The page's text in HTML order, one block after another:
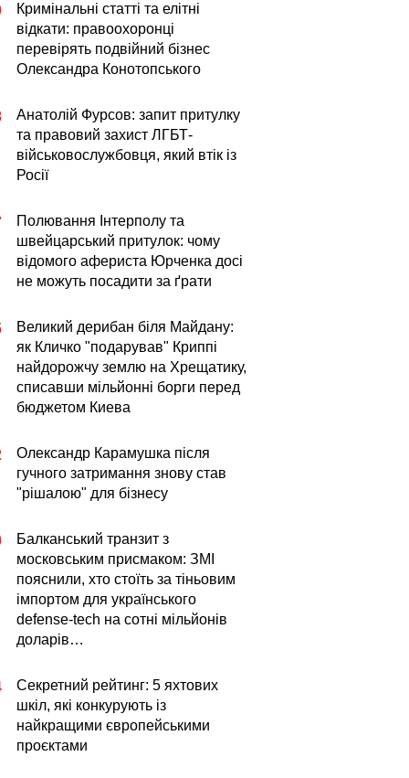
Кримінальні статті та елітні
відкати: правоохоронці
перевірять подвійний бізнес
Олександра Конотопського
Анатолій Фурсов: запит притулку
та правовий захист ЛГБТ-
військовослужбовця, який втік із
Росії
Полювання Інтерполу та
швейцарський притулок: чому
відомого афериста Юрченка досі
не можуть посадити за ґрати
Великий дерибан біля Майдану:
як Кличко "подарував" Криппі
найдорожчу землю на Хрещатику,
списавши мільйонні борги перед
бюджетом Киева
Олександр Карамушка після
гучного затримання знову став
"рішалою" для бізнесу
Балканський транзит з
московським присмаком: ЗМІ
пояснили, хто стоїть за тіньовим
імпортом для українського
defense-tech на сотні мільйонів
доларів…
Секретний рейтинг: 5 яхтових
шкіл, які конкурують із
найкращими європейськими
проєктами